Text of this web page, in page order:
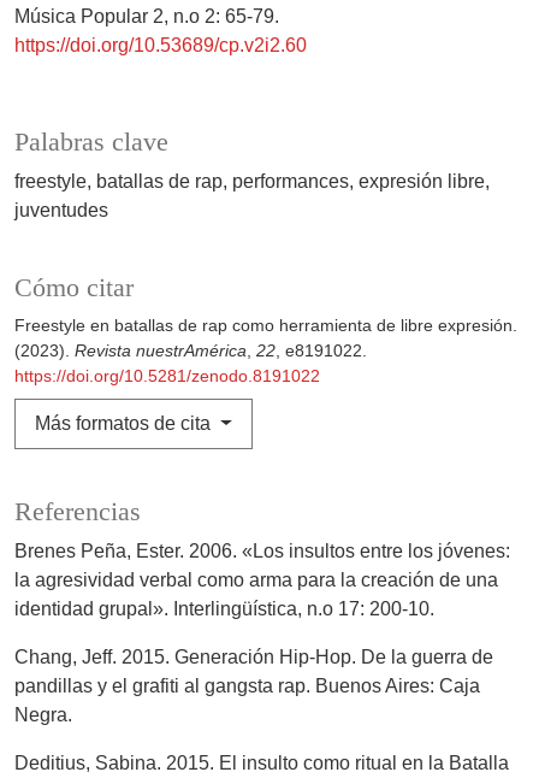
Palabras clave
freestyle batallas de rap performances expresión libre
juventudes
Música Popular 2, n.o 2: 65-79.
https://doi.org/10.53689/cp.v2i2.60
Cómo citar
Freestyle en batallas de rap como herramienta de libre expresión.
(2023). Revista nuestrAmérica, 22, e8191022.
https://doi.org/10.5281/zenodo.8191022
Más formatos de cita
Referencias
Brenes Peña, Ester. 2006. «Los insultos entre los jóvenes:
la agresividad verbal como arma para la creación de una
identidad grupal». Interlingüística, n.o 17: 200-10.
Chang, Jeff. 2015. Generación Hip-Hop. De la guerra de
pandillas y el grafiti al gangsta rap. Buenos Aires: Caja
Negra.
Deditius, Sabina. 2015. El insulto como ritual en la Batalla